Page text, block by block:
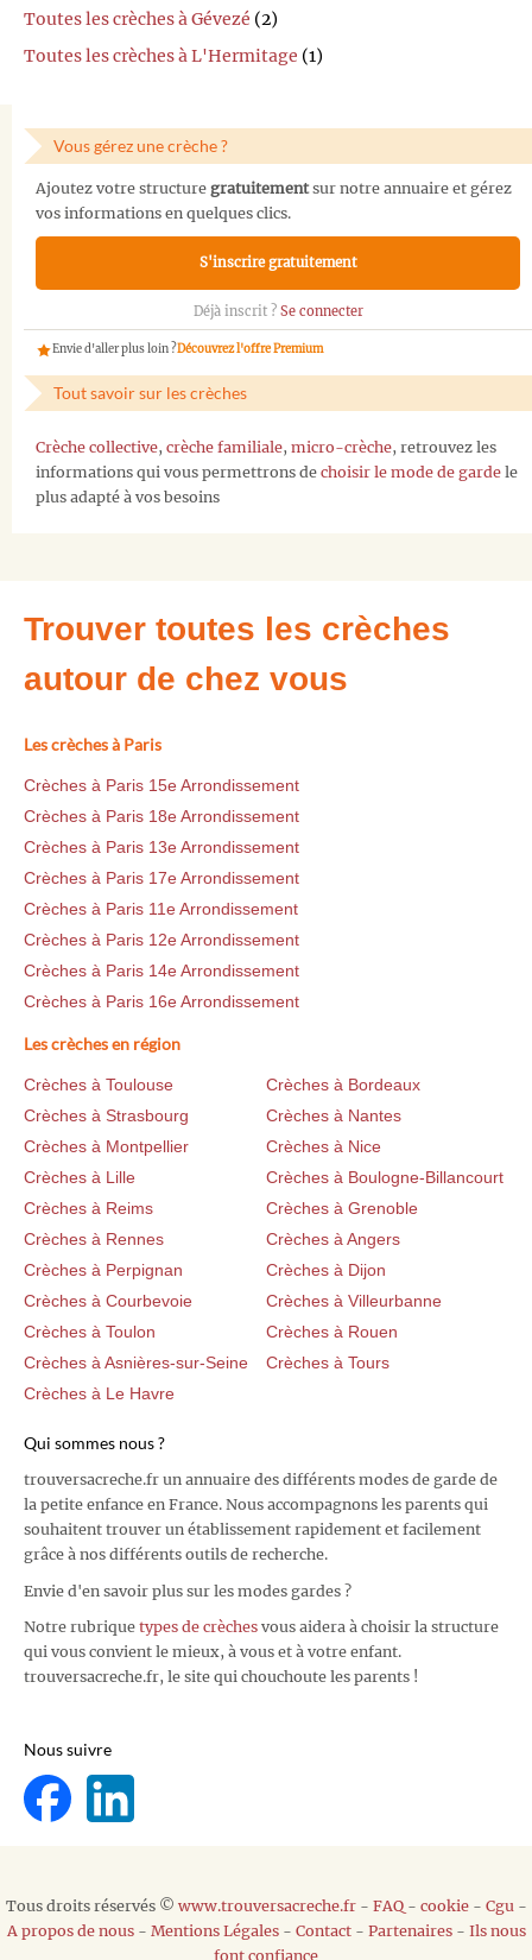
Toutes les crèches à Gévezé (2)
Toutes les crèches à L'Hermitage (1)
Vous gérez une crèche ?
Ajoutez votre structure gratuitementsur notre annuaire et gérez
vos informations en quelques clics.
S'inscrire gratuitement
Déjà inscrit ? Se connecter
Envie d'aller plus loin ?Découvrez l'offre Premium
Tout savoir sur les crèches
Crèche collective, crèche familiale, micro-crèche, retrouvez les
informations qui vous permettrons de choisir le mode de garde le
plus adapté à vos besoins
Trouver toutes les crèches
autour de chez vous
Les crèches à Paris
Crèches à Paris 15e Arrondissement
Crèches à Paris 18e Arrondissement
Crèches à Paris 13e Arrondissement
Crèches à Paris 17e Arrondissement
Crèches à Paris 11e Arrondissement
Crèches à Paris 12e Arrondissement
Crèches à Paris 14e Arrondissement
Crèches à Paris 16e Arrondissement
Les crèches en région
Crèches à Toulouse
Crèches à Bordeaux
Crèches à Strasbourg
Crèches à Nantes
Crèches à Montpellier
Crèches à Nice
Crèches à Lille
Crèches à Boulogne-Billancourt
Crèches à Reims
Crèches à Grenoble
Crèches à Rennes
Crèches à Angers
Crèches à Perpignan
Crèches à Dijon
Crèches à Courbevoie
Crèches à Villeurbanne
Crèches à Toulon
Crèches à Rouen
Crèches à Asnières-sur-Seine
Crèches à Tours
Crèches à Le Havre
Qui sommes nous ?
trouversacreche.fr un annuaire des différents modes de garde de
la petite enfance en France. Nous accompagnons les parents qui
souhaitent trouver un établissement rapidement et facilement
grâce à nos différents outils de recherche.
Envie d'en savoir plus sur les modes gardes ?
Notre rubrique types de crèches vous aidera à choisir la structure
qui vous convient le mieux, à vous et à votre enfant.
trouversacreche.fr, le site qui chouchoute les parents !
Nous suivre
Tous droits réservés © www.trouversacreche.fr- FAQ- cookie- Cgu -
A propos de nous- Mentions Légales- Contact- Partenaires- Ils nous
font confiance